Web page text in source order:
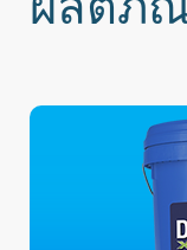
ผลิตภั